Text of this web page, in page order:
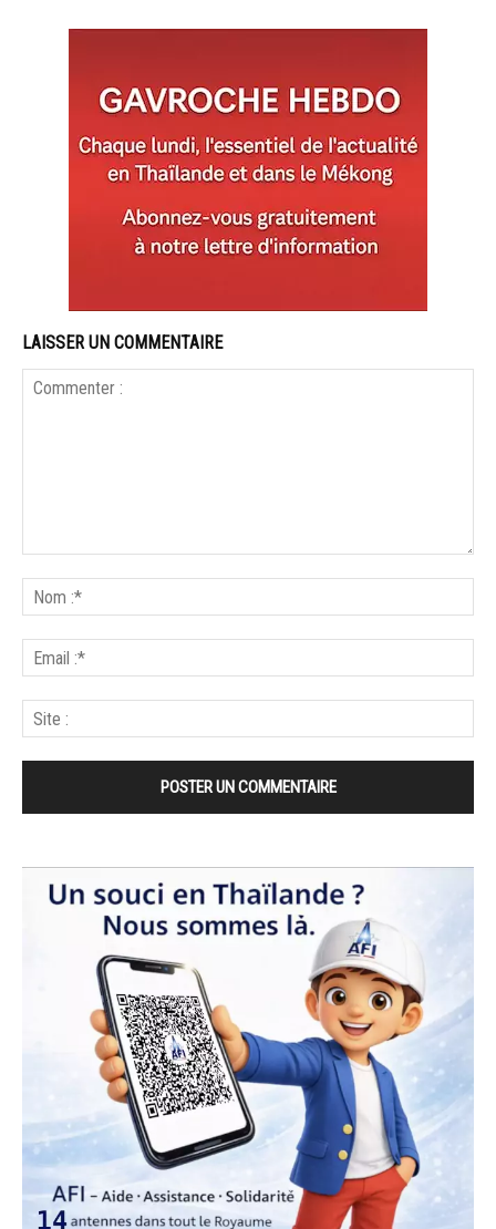
LAISSER UN COMMENTAIRE